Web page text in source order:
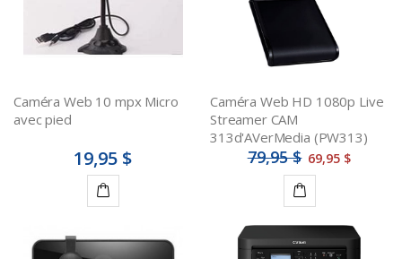
Caméra Web 10 mpx Micro
avec pied
19,95 $
au
Caméra Web HD 1080p Live
Streamer CAM
313d'AVerMedia (PW313)
79,95 $ 69,95 $
au